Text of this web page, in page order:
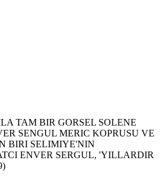
TAM BIR GORSEL SOLENE
SENGUL MERIC KOPRUSU VE
BIRI SELIMIYE'NIN
ENVER SERGUL, 'YILLARDIR